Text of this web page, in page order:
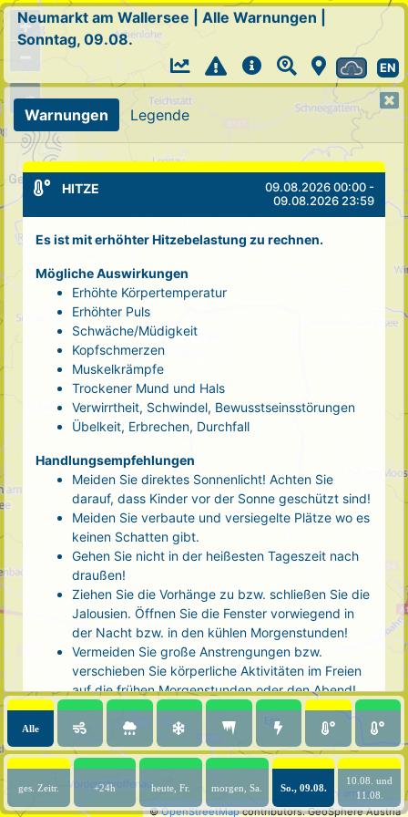
+
−
©OpenStreetMapcontributors. GeoSphere Austria
Neumarkt am Wallersee Alle Warnungen
Sonntag, 09.08.
EN
Warnungen Legende
HITZE
09.08.2026 00:00 -
09.08.2026 23:59
Es ist mit erhöhter Hitzebelastung zu rechnen.
Mögliche Auswirkungen
Erhöhte Körpertemperatur
Erhöhter Puls
Schwäche/Müdigkeit
Kopfschmerzen
Muskelkrämpfe
Trockener Mund und Hals
Verwirrtheit, Schwindel, Bewusstseinsstörungen
Übelkeit, Erbrechen, Durchfall
Handlungsempfehlungen
Meiden Sie direktes Sonnenlicht! Achten Sie
darauf, dass Kinder vor der Sonne geschützt sind!
Meiden Sie verbaute und versiegelte Plätze wo es
keinen Schatten gibt.
Gehen Sie nicht in der heißesten Tageszeit nach
draußen!
Ziehen Sie die Vorhänge zu bzw. schließen Sie die
Jalousien. Öffnen Sie die Fenster vorwiegend in
der Nacht bzw. in den kühlen Morgenstunden!
Vermeiden Sie große Anstrengungen bzw.
verschieben Sie körperliche Aktivitäten im Freien
auf die frühen Morgenstunden oder den Abend!
Tragen Sie luftige, helle Kleidung und eine
Kopfbedeckung!
Nehmen Sie eine kühle Dusche! Auch kalte Arm-
und Fußbäder wirken entlastend.
Trinken Sie ausreichend und regelmäßig
(mindestens 2 - 3 Liter pro Tag)! Optimal sind
Alle
ges. Zeitr. +24h heute, Fr. morgen, Sa. So., 09.08.
10.08. und
11.08.